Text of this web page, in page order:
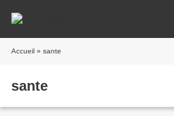
Accueil » sante
sante